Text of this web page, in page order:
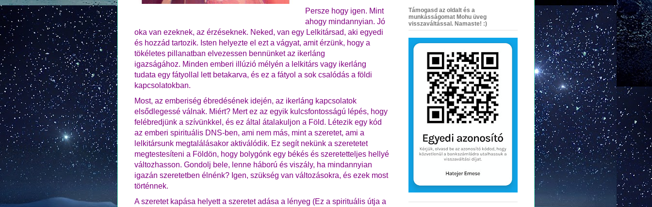
Persze hogy igen. Mint
ahogy mindannyian. Jó
oka van ezeknek, az érzéseknek. Neked, van egy Lelkitársad, aki egyedi
és hozzád tartozik. Isten helyezte el ezt a vágyat, amit érzünk, hogy a
tökéletes pillanatban elvezessen bennünket az ikerláng
igazságához. Minden emberi illúzió mélyén a lelkitárs vagy ikerláng
tudata egy fátyollal lett betakarva, és ez a fátyol a sok csalódás a földi
kapcsolatokban.
Most, az emberiség ébredésének idején, az ikerláng kapcsolatok
elsődlegessé válnak. Miért? Mert ez az egyik kulcsfontosságú lépés, hogy
felébredjünk a szívünkkel, és ez által átalakuljon a Föld. Létezik egy kód
az emberi spirituális DNS-ben, ami nem más, mint a szeretet, ami a
lelkitársunk megtalálásakor aktiválódik. Ez segít nekünk a szeretetet
megtestesíteni a Földön, hogy bolygónk egy békés és szeretetteljes hellyé
változhasson. Gondolj bele, lenne háború és viszály, ha mindannyian
igazán szeretetben élnénk? Igen, szükség van változásokra, és ezek most
történnek.
A szeretet kapása helyett a szeretet adása a lényeg (Ez a spirituális útja a
Támogasd az oldalt és a
munkásságomat Mohu üveg
visszaváltással. Namaste! :)